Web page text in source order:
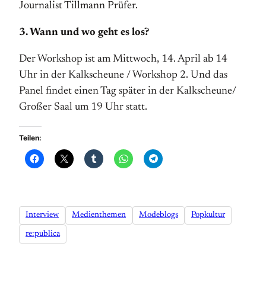
Journalist Tillmann Prüfer.
3. Wann und wo geht es los?
Der Workshop ist am Mittwoch, 14. April ab 14
Uhr in der Kalkscheune / Workshop 2. Und das
Panel findet einen Tag später in der Kalkscheune/
Großer Saal um 19 Uhr statt.
Teilen:
Interview Medienthemen Modeblogs Popkultur
re:publica